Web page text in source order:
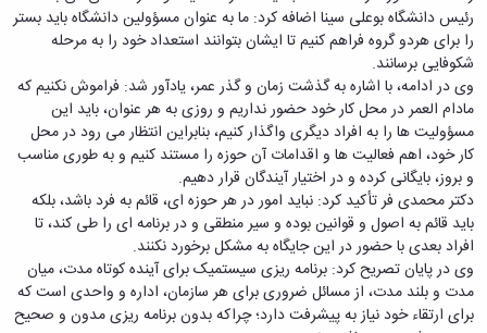
معاونت
توسعه
مدیریت
و
پشتیبانی
معاونت
آموزشی
و
تحصیلات
تکمیلی
معاونت
دانشجویی
معاونت
پژوهش
و
شیمی
و
علوم
نفت
علوم
انسانی
هنر
و
معماری
دامپزشکی
علوم
پایه
علوم
اقتصادی
الملل
(قدم
الآن)
Apply
Now
رئیس دانشگاه بوعلی سینا اضافه کرد: ما به عنوان مسؤولین دانشگاه باید بستر
را برای هردو گروه فراهم کنیم تا ایشان بتوانند استعداد خود را به مرحله
شکوفایی برسانند.
وی در ادامه، با اشاره به گذشت زمان و گذر عمر، یادآور شد: فراموش نکنیم که
مادام العمر در محل کار خود حضور نداریم و روزی به هر عنوان، باید این
مسؤولیت ها را به افراد دیگری واگذار کنیم، بنابراین انتظار می رود در محل
کار خود، اهم فعالیت ها و اقدامات آن حوزه را مستند کنیم و به طوری مناسب
و بروز، بایگانی کرده و در اختیار آیندگان قرار دهیم.
دکتر محمدی فر تأکید کرد: نباید امور در هر حوزه ای، قائم به فرد باشد، بلکه
باید قائم به اصول و قوانین بوده و سیر منطقی و در برنامه ای را طی کند، تا
افراد بعدی با حضور در این جایگاه به مشکل برخورد نکنند.
وی در پایان تصریح کرد: برنامه ریزی سیستمیک برای آینده کوتاه مدت، میان
مدت و بلند مدت، از مسائل ضروری برای هر سازمان، اداره و واحدی است که
برای ارتقاء خود نیاز به پیشرفت دارد؛ چراکه بدون برنامه ریزی مدون و صحیح